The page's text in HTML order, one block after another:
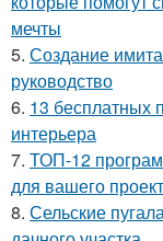
мечты
5. Создание
руководство
6. 13 бесплатных
интерьера
7. ТОП-12
для вашего
8. Сельские